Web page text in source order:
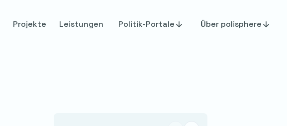
Projekte Leistungen Politik-Portale Über polisphere